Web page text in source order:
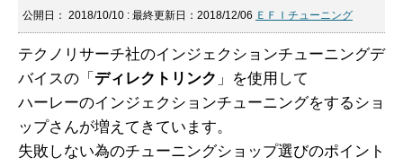
公開日： 2018/10/10 : 最終更新日：2018/12/06 ＥＦＩチューニング
テクノリサーチ社のインジェクションチューニングデ
バイスの「 ディレクトリンク 」を使用して
ハーレーのインジェクションチューニングをするショ
ップさんが増えてきています。
失敗しない為のチューニングショップ選びのポイント